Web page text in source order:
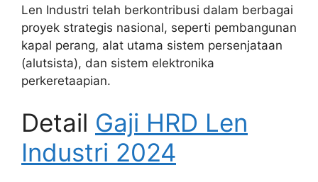
Len Industri telah berkontribusi dalam berbagai
proyek strategis nasional, seperti pembangunan
kapal perang, alat utama sistem persenjataan
(alutsista), dan sistem elektronika
perkeretaapian.
Detail Gaji HRD Len
Industri 2024